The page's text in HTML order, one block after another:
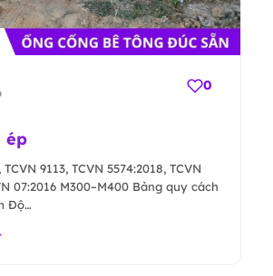
0
ép
9113, TCVN 5574:2018, TCVN
07:2016 M300–M400 Bảng quy cách
Độ…